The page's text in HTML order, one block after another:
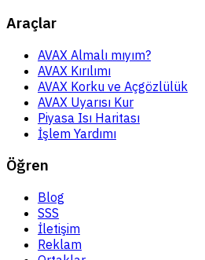
Araçlar
AVAX Almalı mıyım?
AVAX Kırılımı
AVAX Korku ve Açgözlülük
AVAX Uyarısı Kur
Piyasa Isı Haritası
İşlem Yardımı
Öğren
Blog
SSS
İletişim
Reklam